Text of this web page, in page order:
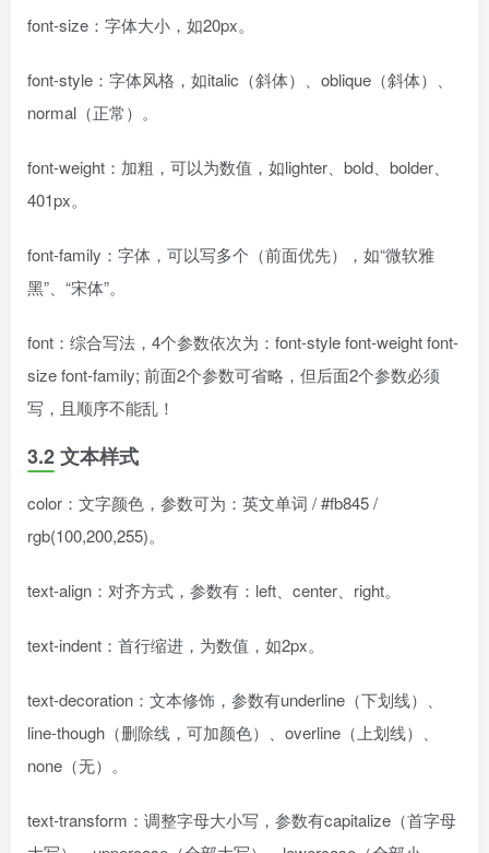
font-size：字体大小，如20px。
font-style：字体风格，如italic（斜体）、oblique（斜体）、
normal（正常）。
font-weight：加粗，可以为数值，如lighter、bold、bolder、
401px。
font-family：字体，可以写多个（前面优先），如“微软雅
黑”、“宋体”。
font：综合写法，4个参数依次为：font-style font-weight font-
size font-family; 前面2个参数可省略，但后面2个参数必须
写，且顺序不能乱！
3.2 文本样式
color：文字颜色，参数可为：英文单词 / #fb845 /
rgb(100,200,255)。
text-align：对齐方式，参数有：left、center、right。
text-indent：首行缩进，为数值，如2px。
text-decoration：文本修饰，参数有underline（下划线）、
line-though（删除线，可加颜色）、overline（上划线）、
none（无）。
text-transform：调整字母大小写，参数有capitalize（首字母